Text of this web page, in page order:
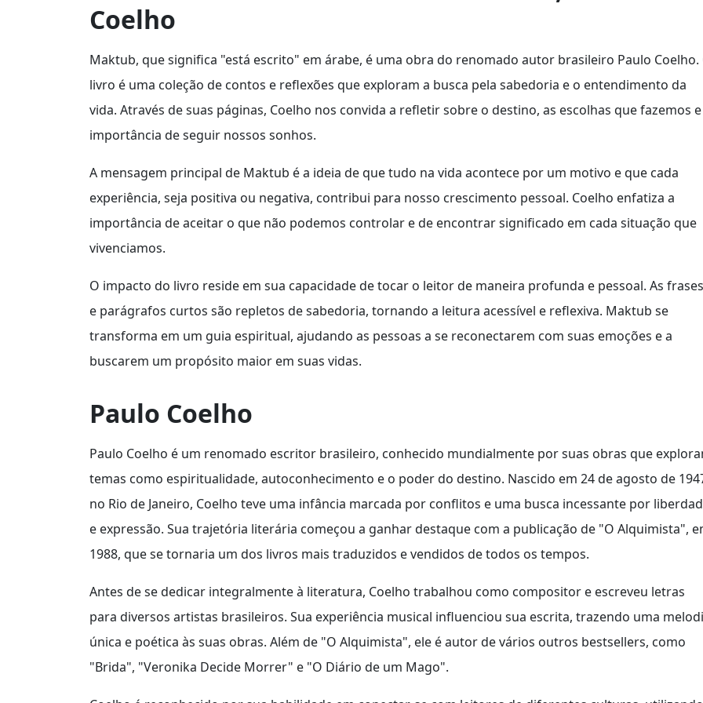
Coelho
Maktub, que significa "está escrito" em árabe, é uma obra do renomado autor brasileiro Paulo Coelho.
livro é uma coleção de contos e reflexões que exploram a busca pela sabedoria e o entendimento da
vida. Através de suas páginas, Coelho nos convida a refletir sobre o destino, as escolhas que fazemos e
importância de seguir nossos sonhos.
A mensagem principal de Maktub é a ideia de que tudo na vida acontece por um motivo e que cada
experiência, seja positiva ou negativa, contribui para nosso crescimento pessoal. Coelho enfatiza a
importância de aceitar o que não podemos controlar e de encontrar significado em cada situação que
vivenciamos.
O impacto do livro reside em sua capacidade de tocar o leitor de maneira profunda e pessoal. As frases
e parágrafos curtos são repletos de sabedoria, tornando a leitura acessível e reflexiva. Maktub se
transforma em um guia espiritual, ajudando as pessoas a se reconectarem com suas emoções e a
buscarem um propósito maior em suas vidas.
Paulo Coelho
Paulo Coelho é um renomado escritor brasileiro, conhecido mundialmente por suas obras que
temas como espiritualidade, autoconhecimento e o poder do destino. Nascido em 24 de agosto de
no Rio de Janeiro, Coelho teve uma infância marcada por conflitos e uma busca incessante por
e expressão. Sua trajetória literária começou a ganhar destaque com a publicação de "O Alquimista",
1988, que se tornaria um dos livros mais traduzidos e vendidos de todos os tempos.
Antes de se dedicar integralmente à literatura, Coelho trabalhou como compositor e escreveu letras
para diversos artistas brasileiros. Sua experiência musical influenciou sua escrita, trazendo uma
única e poética às suas obras. Além de "O Alquimista", ele é autor de vários outros bestsellers, como
"Brida", "Veronika Decide Morrer" e "O Diário de um Mago".